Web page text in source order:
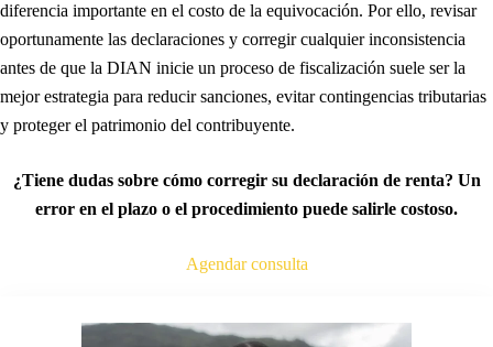
diferencia importante en el costo de la equivocación. Por ello, revisar
oportunamente las declaraciones y corregir cualquier inconsistencia
antes de que la DIAN inicie un proceso de fiscalización suele ser la
mejor estrategia para reducir sanciones, evitar contingencias tributarias
y proteger el patrimonio del contribuyente.
¿Tiene dudas sobre cómo corregir su declaración de renta? Un
error en el plazo o el procedimiento puede salirle costoso.
Agendar consulta